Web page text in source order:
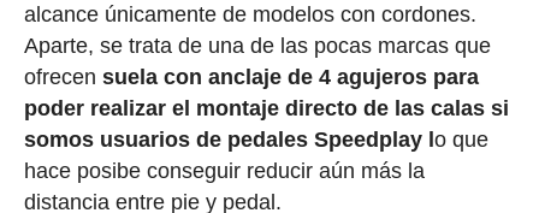
alcance únicamente de modelos con cordones.
Aparte, se trata de una de las pocas marcas que
ofrecen suela con anclaje de 4 agujeros para
poder realizar el montaje directo de las calas si
somos usuarios de pedales Speedplay lo que
hace posibe conseguir reducir aún más la
distancia entre pie y pedal.